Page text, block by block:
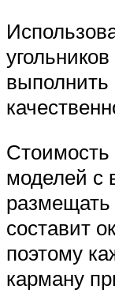
Стоимость
моделей с
размещать
составит
поэтому
карману